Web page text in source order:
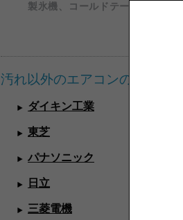
製氷機、コールドテーブル他
汚れ以外のエアコンの不具合
ダイキン工業
東芝
パナソニック
日立
三菱電機